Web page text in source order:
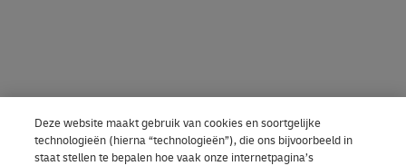
Deze website maakt gebruik van cookies en soortgelijke
technologieën (hierna “technologieën”), die ons bijvoorbeeld in
staat stellen te bepalen hoe vaak onze internetpagina’s